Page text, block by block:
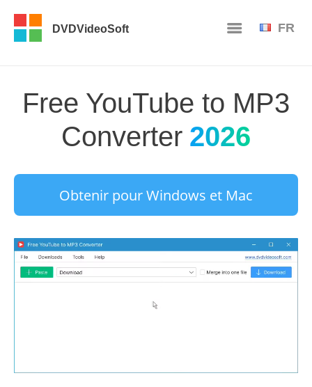
DVDVideoSoft FR
Free YouTube to MP3
Converter 2026
Obtenir pour Windows et Mac